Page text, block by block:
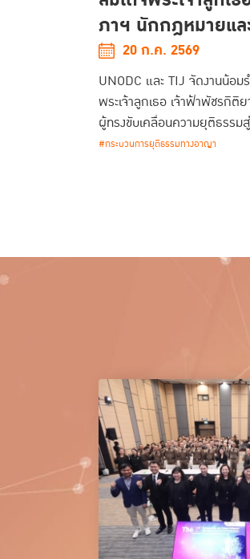
ภาฯ นักกฎหมายแล
20 ก.ค. 2569
UNODC และ TIJ จัดงานน้อม
พระเจ้าลูกเธอ เจ้าฟ้าพัชรกิ
ผู้ทรงขับเคลื่อนความยุติธรรม
พ.ศ. 2569
#กระบวนการยุติธรรมทางอาญา